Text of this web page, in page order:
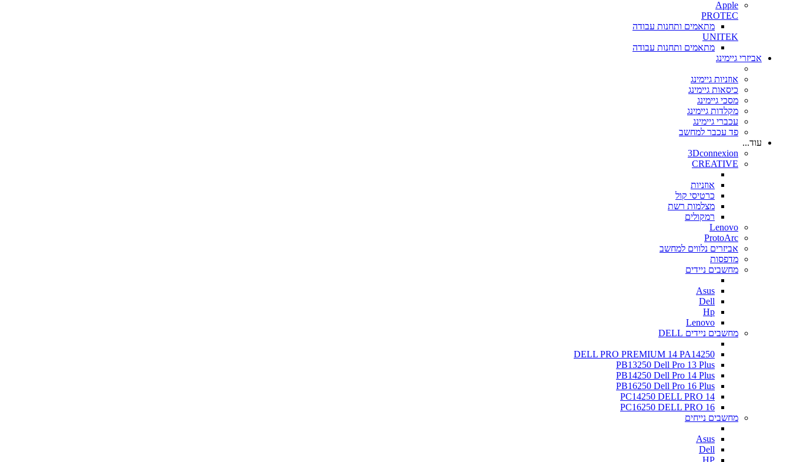
Apple
PROTEC
מתאמים ותחנות עבודה
UNITEK
מתאמים ותחנות עבודה
אביזרי גיימינג
אוזניות גיימינג
כיסאות גיימינג
מסכי גיימינג
מקלדות גיימינג
עכברי גיימינג
פד עכבר למחשב
עוד...
3Dconnexion
CREATIVE
אוזניות
כרטיסי קול
מצלמות רשת
רמקולים
Lenovo
ProtoArc
אביזרים נלווים למחשב
מדפסות
מחשבים ניידים
Asus
Dell
Hp
Lenovo
מחשבים ניידים DELL
DELL PRO PREMIUM 14 PA14250
PB13250 Dell Pro 13 Plus
PB14250 Dell Pro 14 Plus
PB16250 Dell Pro 16 Plus
PC14250 DELL PRO 14
PC16250 DELL PRO 16
מחשבים נייחים
Asus
Dell
HP